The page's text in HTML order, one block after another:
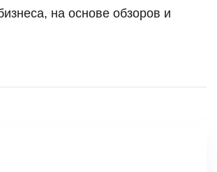
на основе обзоров и